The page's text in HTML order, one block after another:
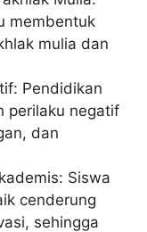
membentuk
mulia dan
Pendidikan
perilaku negatif
dan
Siswa
cenderung
sehingga